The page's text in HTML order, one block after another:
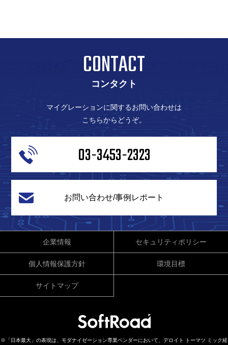
CONTACT
コンタクト
マイグレーションに関するお問い合わせは
こちらからどうぞ。
03-3453-2323
お問い合わせ/事例レポート
企業情報 セキュリティポリシー
個人情報保護方針 環境目標
サイトマップ
※「日本最大」の表現は、モダナイゼーション専業ベンダーにおいて、デロイト トーマツ ミック経